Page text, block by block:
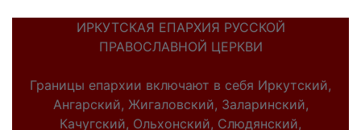
ИРКУТСКАЯ ЕПАРХИЯ РУССКОЙ
ПРАВОСЛАВНОЙ ЦЕРКВИ
Границы епархии включают в себя Иркутский,
Ангарский, Жигаловский, Заларинский,
Качугский, Ольхонский, Слюдянский,